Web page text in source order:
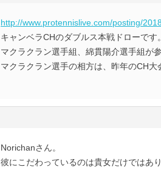
http://www.protennislive.com/posting/
キャンベラCHのダブルス本戦ドローです。
マクラクラン選手組、綿貫陽介選手組が
マクラクラン選手の相方は、昨年のCH大
Norichanさん。
彼にこだわっているのは貴女だけではあ